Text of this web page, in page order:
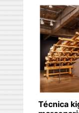
Técnica